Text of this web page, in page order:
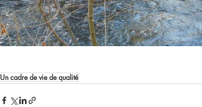
Un cadre de vie de qualité